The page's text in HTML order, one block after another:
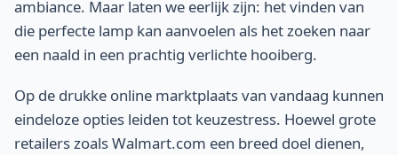
ambiance. Maar laten we eerlijk zijn: het vinden van
die perfecte lamp kan aanvoelen als het zoeken naar
een naald in een prachtig verlichte hooiberg.
Op de drukke online marktplaats van vandaag kunnen
eindeloze opties leiden tot keuzestress. Hoewel grote
retailers zoals Walmart.com een breed doel dienen,